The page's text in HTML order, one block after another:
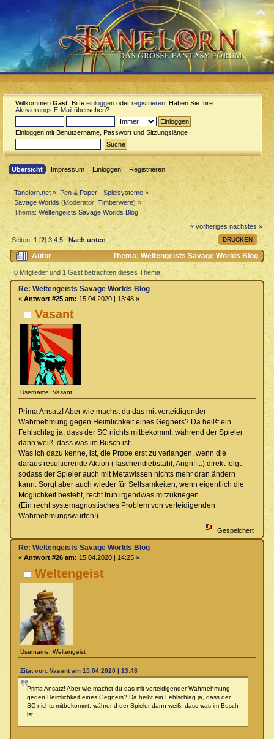
Willkommen Gast . Bitte einloggen oder registrieren . Haben Sie Ihre
Aktivierungs E-Mail übersehen?
Einloggen mit Benutzername, Passwort und Sitzungslänge
Übersicht Impressum Einloggen Registrieren
Tanelorn.net » Pen & Paper - Spielsysteme»
Savage Worlds(Moderator:Timberwere) »
Thema:Weltengeists Savage Worlds Blog
« vorheriges nächstes »
DRUCKEN
Seiten:1 [2]3 4 5 Nach unten
Autor
Thema: Weltengeists Savage Worlds Blog
(Gelesen 21737 mal)
0 Mitglieder und 1 Gast betrachten dieses Thema.
Vasant
Username: Vasant
Re: Weltengeists Savage Worlds Blog
« Antwort #25 am: 15.04.2020 | 13:48 »
Prima Ansatz! Aber wie machst du das mit verteidigender
Wahrnehmung gegen Heimlichkeit eines Gegners? Da heißt ein
Fehlschlag ja, dass der SC nichts mitbekommt, während der Spieler
dann weiß, dass was im Busch ist.
Was ich dazu kenne, ist, die Probe erst zu verlangen, wenn die
daraus resultierende Aktion (Taschendiebstahl, Angriff...) direkt folgt,
sodass der Spieler auch mit Metawissen nichts mehr dran ändern
kann. Sorgt aber auch wieder für Seltsamkeiten, wenn eigentlich die
Möglichkeit besteht, recht früh irgendwas mitzukriegen.
(Ein recht systemagnostisches Problem von verteidigenden
Wahrnehmungswürfen!)
Gespeichert
Weltengeist
Username: Weltengeist
Re: Weltengeists Savage Worlds Blog
« Antwort #26 am: 15.04.2020 | 14:25 »
Zitat von: Vasant am 15.04.2020 | 13:48
Prima Ansatz! Aber wie machst du das mit verteidigender Wahrnehmung
gegen Heimlichkeit eines Gegners? Da heißt ein Fehlschlag ja, dass der
SC nichts mitbekommt, während der Spieler dann weiß, dass was im Busch
ist.